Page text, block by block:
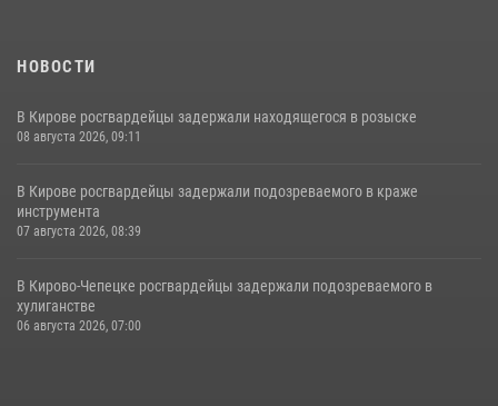
НОВОСТИ
В Кирове росгвардейцы задержали находящегося в розыске
08 августа 2026, 09:11
В Кирове росгвардейцы задержали подозреваемого в краже
инструмента
07 августа 2026, 08:39
В Кирово-Чепецке росгвардейцы задержали подозреваемого в
хулиганстве
06 августа 2026, 07:00